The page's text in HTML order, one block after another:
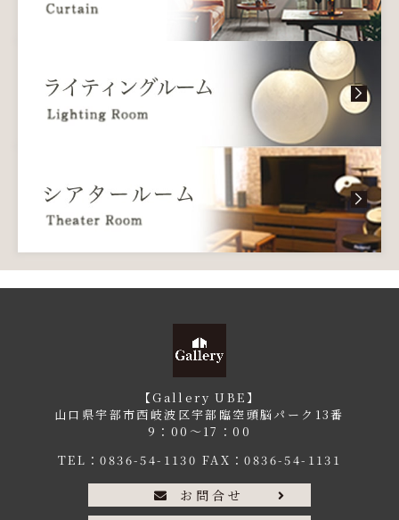
【Gallery UBE】
山口県宇部市西岐波区宇部臨空頭脳パーク13番
9：00〜17：00
TEL：0836-54-1130 FAX：0836-54-1131
お問合せ